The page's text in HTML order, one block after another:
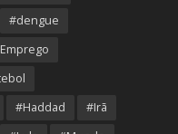
#dengue
#Haddad
#Irã